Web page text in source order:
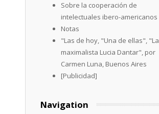
Sobre la cooperación de
intelectuales ibero-americanos
Notas
"Las de hoy, "Una de ellas", "La
maximalista Lucia Dantar", por
Carmen Luna, Buenos Aires
[Publicidad]
Navigation